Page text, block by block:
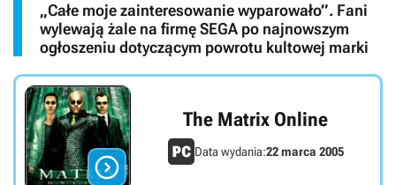
„Całe moje zainteresowanie wyparowało”. Fani
wylewają żale na firmę SEGA po najnowszym
ogłoszeniu dotyczącym powrotu kultowej marki

The Matrix Online
Data wydania:22 marca 2005